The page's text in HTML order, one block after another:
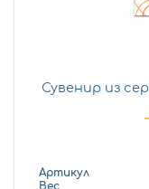
Сувенир из
Артикул